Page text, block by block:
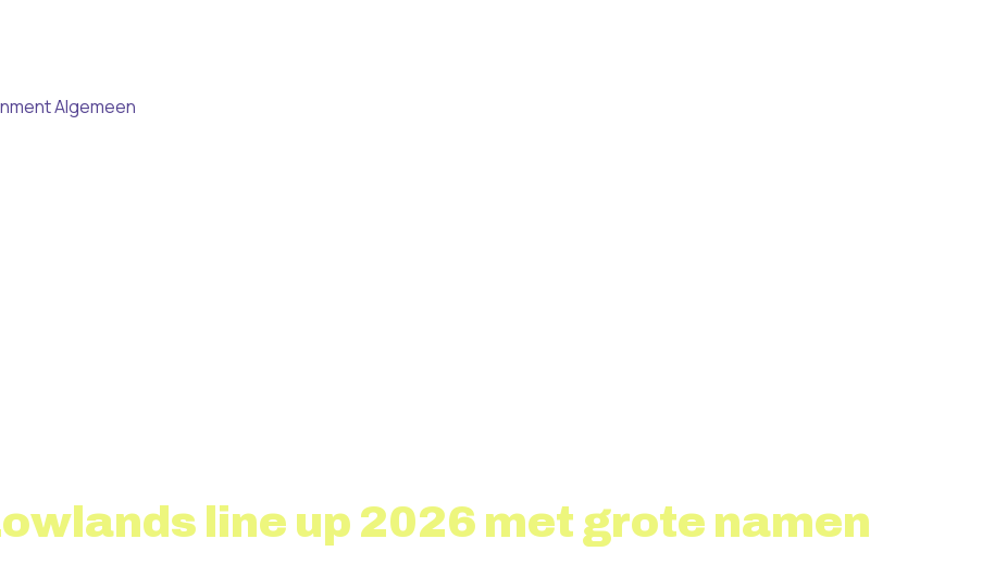
Algemeen
line up 2026 met grote namen